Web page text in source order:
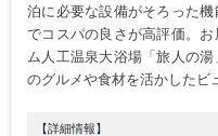
泊に必要な設備がそろった
でコスパの良さが高評価。
ム人工温泉大浴場「旅人の
のグルメや食材を活かしたビ
【詳細情報】